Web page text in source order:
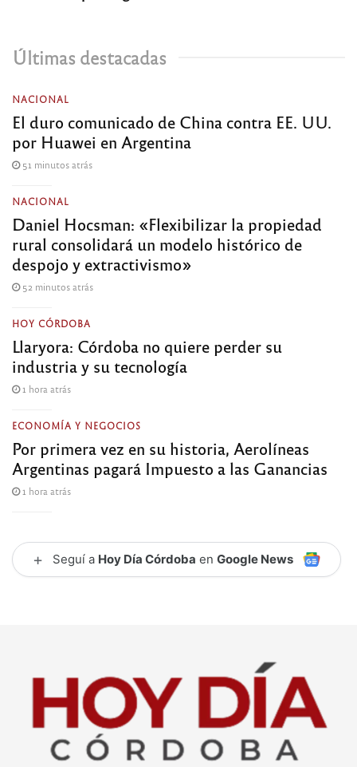
Últimas destacadas
NACIONAL
El duro comunicado de China contra EE. UU.
por Huawei en Argentina
51 minutos atrás
NACIONAL
Daniel Hocsman: «Flexibilizar la propiedad
rural consolidará un modelo histórico de
despojo y extractivismo»
52 minutos atrás
HOY CÓRDOBA
Llaryora: Córdoba no quiere perder su
industria y su tecnología
1 hora atrás
ECONOMÍA Y NEGOCIOS
Por primera vez en su historia, Aerolíneas
Argentinas pagará Impuesto a las Ganancias
1 hora atrás
+ Seguí a Hoy Día Córdoba en Google News